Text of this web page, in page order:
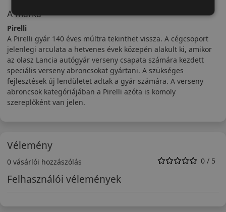
A márka
Pirelli
A Pirelli gyár 140 éves múltra tekinthet vissza. A cégcsoport
jelenlegi arculata a hetvenes évek közepén alakult ki, amikor
az olasz Lancia autógyár verseny csapata számára kezdett
speciális verseny abroncsokat gyártani. A szükséges
fejlesztések új lendületet adtak a gyár számára. A verseny
abroncsok kategóriájában a Pirelli azóta is komoly
szereplőként van jelen.
Vélemény
0 vásárlói hozzászólás 0 / 5
Felhasználói vélemények